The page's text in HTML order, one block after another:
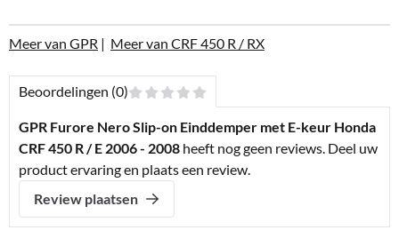
Meer van GPR | Meer van CRF 450 R / RX
Beoordelingen (0)
GPR Furore Nero Slip-on Einddemper met E-keur Honda
CRF 450 R / E 2006 - 2008 heeft nog geen reviews. Deel uw
product ervaring en plaats een review.
Review plaatsen